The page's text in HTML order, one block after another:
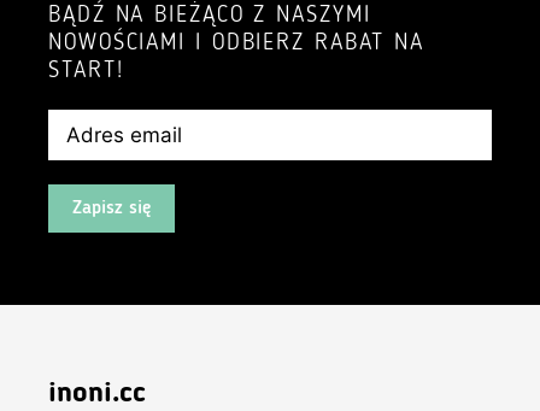
BĄDŹ NA BIEŻĄCO Z NASZYMI
NOWOŚCIAMI I ODBIERZ RABAT NA
START!
Zapisz się
inoni.cc